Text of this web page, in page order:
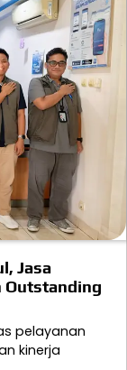
Jasa
Outstanding
pelayanan
kinerja